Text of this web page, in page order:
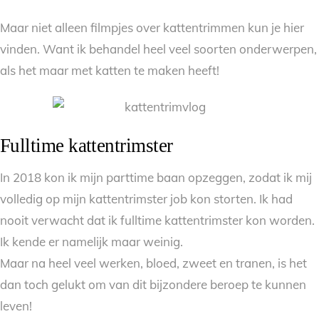
Maar niet alleen filmpjes over kattentrimmen kun je hier
vinden. Want ik behandel heel veel soorten onderwerpen,
als het maar met katten te maken heeft!
Fulltime kattentrimster
In 2018 kon ik mijn parttime baan opzeggen, zodat ik mij
volledig op mijn kattentrimster job kon storten. Ik had
nooit verwacht dat ik fulltime kattentrimster kon worden.
Ik kende er namelijk maar weinig.
Maar na heel veel werken, bloed, zweet en tranen, is het
dan toch gelukt om van dit bijzondere beroep te kunnen
leven!